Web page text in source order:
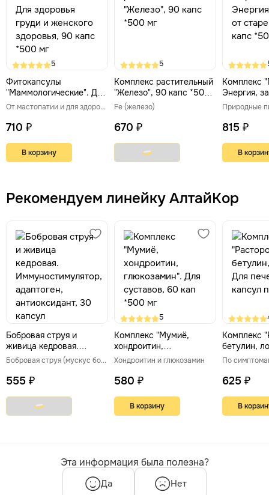
5
Фитокапсулы
"Маммологические". Для
здоровья груди и
женского здоровья, 90
капс *500 мг
От мастопатии и для здоровья молочных желез
710 ₽
В корзину
5
Комплекс растительный
"Железо", 90 капс *500
мг
Fe (железо)
670 ₽
Комплекс
Энергия,
старения,
мг
815 ₽
В
Рекомендуем линейку АлтайКор
Бобровая струя и
живица кедровая.
Иммуностимулятор,
адаптоген,
антиоксидант, 30 капсул
Бобровая струя (мускус бобра)
555 ₽
5
Комплекс "Мумиё,
хондроитин,
глюкозамин". Для
суставов, 60 кап *500
мг
Хондроитин и глюкозамин
580 ₽
В корзину
Комплекс
бетулин,
печени, 60
По
625 ₽
В
Эта информация была полезна?
Да Нет